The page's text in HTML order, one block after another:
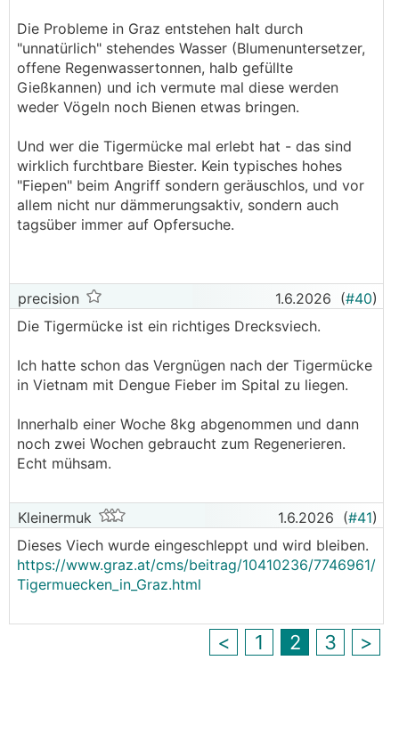
Die Probleme in Graz entstehen halt durch
"unnatürlich" stehendes Wasser (Blumenuntersetzer,
offene Regenwassertonnen, halb gefüllte
Gießkannen) und ich vermute mal diese werden
weder Vögeln noch Bienen etwas bringen.
Und wer die Tigermücke mal erlebt hat - das sind
wirklich furchtbare Biester. Kein typisches hohes
"Fiepen" beim Angriff sondern geräuschlos, und vor
allem nicht nur dämmerungsaktiv, sondern auch
tagsüber immer auf Opfersuche.
precision 1.6.2026 (#40)
Die Tigermücke ist ein richtiges Drecksviech.
Ich hatte schon das Vergnügen nach der Tigermücke
in Vietnam mit Dengue Fieber im Spital zu liegen.
Innerhalb einer Woche 8kg abgenommen und dann
noch zwei Wochen gebraucht zum Regenerieren.
Echt mühsam.
Kleinermuk 1.6.2026 (#41)
Dieses Viech wurde eingeschleppt und wird bleiben.
https://www.graz.at/cms/beitrag/10410236/7746961/
Tigermuecken_in_Graz.html
< 1 2 3 >